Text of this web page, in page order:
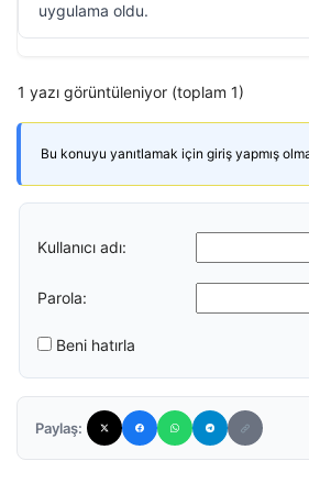
uygulama oldu.
1 yazı görüntüleniyor (toplam 1)
Bu konuyu yanıtlamak için giriş yapmış
Kullanıcı adı:
Parola:
Beni hatırla
Paylaş: